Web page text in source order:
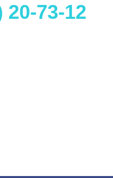
20-73-12